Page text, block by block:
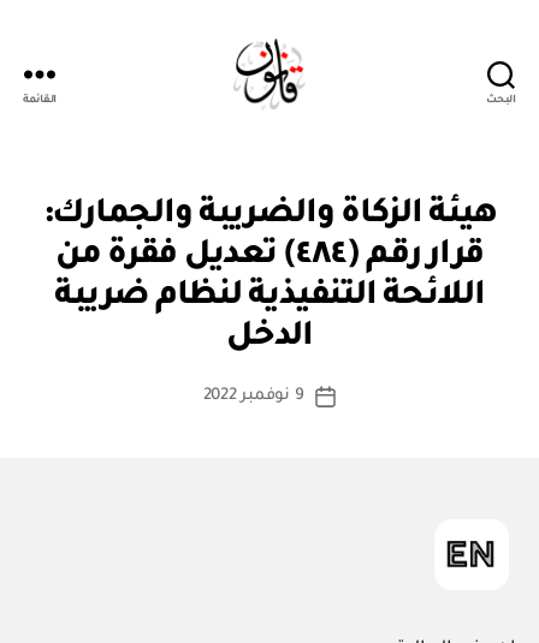
البحث القائمة
التصنيفات
هيئة الزكاة والضريبة والجمارك:
قرار رقم (٤٨٤) تعديل فقرة من
اللائحة التنفيذية لنظام ضريبة
الدخل
كاتب
بو
ة
تاريخ
9 نوفمبر 2022